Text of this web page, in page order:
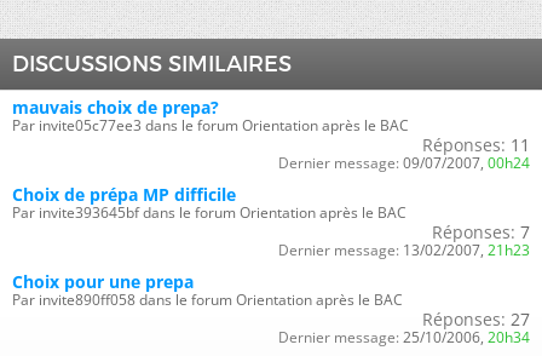
DISCUSSIONS SIMILAIRES
mauvais choix de prepa?
Par invite05c77ee3 dans le forum Orientation après le BAC
Réponses: 11
Dernier message: 09/07/2007, 00h24
Choix de prépa MP difficile
Par invite393645bf dans le forum Orientation après le BAC
Réponses: 7
Dernier message: 13/02/2007, 21h23
Choix pour une prepa
Par invite890ff058 dans le forum Orientation après le BAC
Réponses: 27
Dernier message: 25/10/2006, 20h34